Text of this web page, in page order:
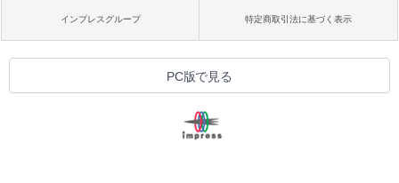
インプレスグループ 特定商取引法に基づく表示
PC版で見る